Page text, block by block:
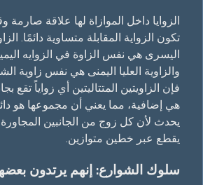
الزوايا داخل الموازاة لها علاقة صارمة
تكون الزواية المقابلة متساوية دائمًا.
اليسرى هي نفس الزاوة في الزوايه
والزاوية العليا اليمنى هي نفس زاوية
فإن الزاويتين المتتاليتين أي زواياً تقع
يحدث لأن كل زوج من الجانبين
يقطع عبر خطين متوازين.
سلوك الشوارع: إنهم يرتدون